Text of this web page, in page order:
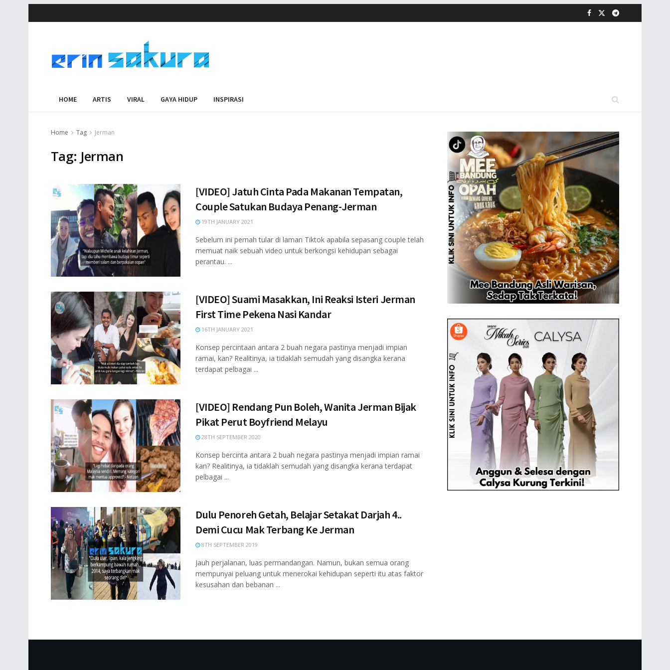
HOME ARTIS VIRAL GAYA HIDUP INSPIRASI
Home Tag Jerman
Tag: Jerman
[VIDEO] Jatuh Cinta Pada Makanan Tempatan,
Couple Satukan Budaya Penang-Jerman
19TH JANUARY 2021
Sebelum ini pernah tular di laman Tiktok apabila sepasang couple telah
memuat naik sebuah video untuk berkongsi kehidupan sebagai
perantau. ...
[VIDEO] Suami Masakkan, Ini Reaksi Isteri Jerman
First Time Pekena Nasi Kandar
16TH JANUARY 2021
Konsep percintaan antara 2 buah negara pastinya menjadi impian
ramai, kan? Realitinya, ia tidaklah semudah yang disangka kerana
terdapat pelbagai ...
[VIDEO] Rendang Pun Boleh, Wanita Jerman Bijak
Pikat Perut Boyfriend Melayu
28TH SEPTEMBER 2020
Konsep bercinta antara 2 buah negara pastinya menjadi impian ramai
kan? Realitinya, ia tidaklah semudah yang disangka kerana terdapat
pelbagai ...
Dulu Penoreh Getah, Belajar Setakat Darjah 4..
Demi Cucu Mak Terbang Ke Jerman
8TH SEPTEMBER 2019
Jauh perjalanan, luas permandangan. Namun, bukan semua orang
mempunyai peluang untuk menerokai kehidupan seperti itu atas faktor
kesusahan dan bebanan ...